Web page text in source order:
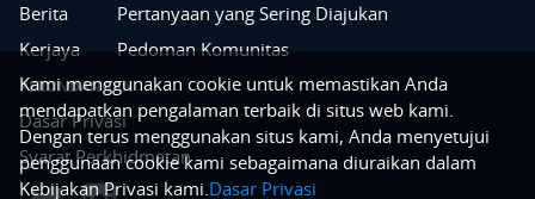
Berita
Kerjaya
Pertanyaan yang Sering Diajukan
Pedoman Komunitas
PERUNDANGAN
Dasar Privasi
Syarat Perkhidmatan
Kami menggunakan cookie untuk memastikan Anda
mendapatkan pengalaman terbaik di situs web kami.
Dengan terus menggunakan situs kami, Anda menyetujui
penggunaan cookie kami sebagaimana diuraikan dalam
Kebijakan Privasi kami.Dasar Privasi